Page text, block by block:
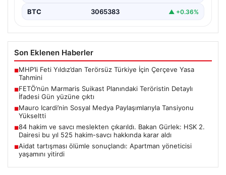
BTC 3065383 ▲ +0.36%
Son Eklenen Haberler
■MHP’li Feti Yıldız’dan Terörsüz Türkiye İçin Çerçeve Yasa
Tahmini
■FETÖ’nün Marmaris Suikast Planındaki Teröristin Detaylı
İfadesi Gün yüzüne çıktı
■Mauro Icardi’nin Sosyal Medya Paylaşımlarıyla Tansiyonu
Yükseltti
■84 hakim ve savcı meslekten çıkarıldı. Bakan Gürlek: HSK 2.
Dairesi bu yıl 525 hakim-savcı hakkında karar aldı
■Aidat tartışması ölümle sonuçlandı: Apartman yöneticisi
yaşamını yitirdi